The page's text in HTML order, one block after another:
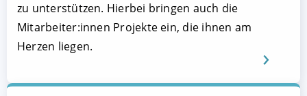
zu unterstützen. Hierbei bringen auch die
Mitarbeiter:innen Projekte ein, die ihnen am
Herzen liegen.